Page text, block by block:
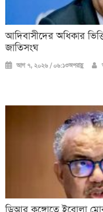
আদিবাসীদের অধিকার
জাতিসংঘ
আগ ৭, ২০২৬ / ০৬:১৩অপরাহ্ণ